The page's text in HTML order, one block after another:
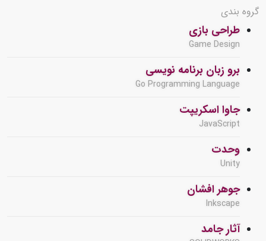
گروه بندی
طراحی بازی
Game Design
برو زبان برنامه نویسی
Go Programming Language
جاوا اسکریپت
JavaScript
وحدت
Unity
جوهر افشان
Inkscape
آثار جامد